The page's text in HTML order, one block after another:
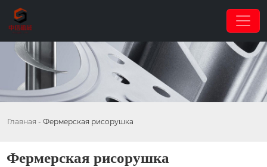
Главная - Фермерская рисорушка
Фермерская рисорушка